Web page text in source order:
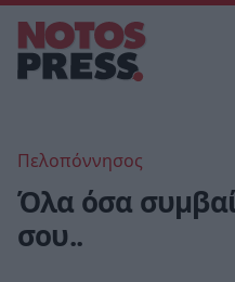
Πελοπόννησος
Όλα όσα
σου..